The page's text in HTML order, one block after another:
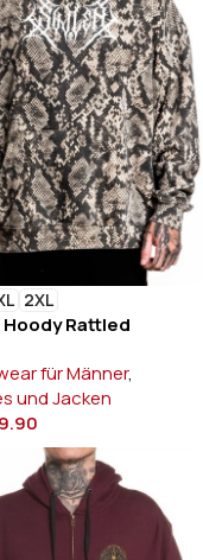
2XL
Rattled
für Männer,
und Jacken